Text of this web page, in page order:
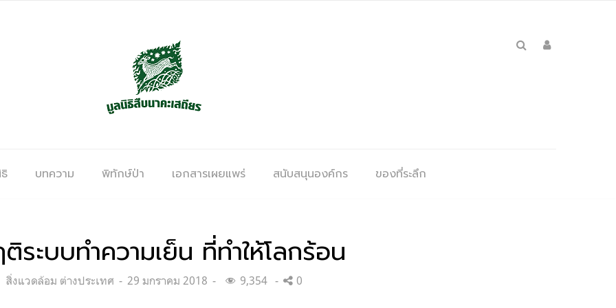
บทความ พิทักษ์ป่า เอกสารเผยแพร่ สนับสนุนองค์กร ของที่ระลึก
ระบบทำความเย็น ที่ทำให้โลกร้อน
Categories:
สิ่งแวดล้อม ต่างประเทศ
Posted
29 มกราคม 2018 9,354 0